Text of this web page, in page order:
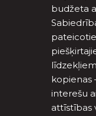
budžeta
kopienas
interešu
attīstības